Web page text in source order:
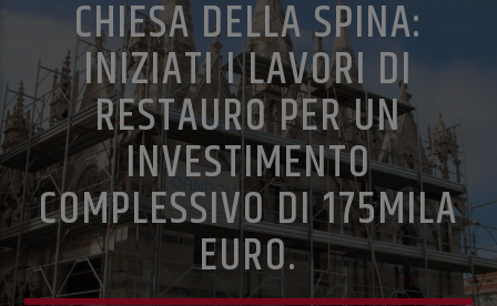
CHIESA DELLA SPINA:
INIZIATI I LAVORI DI
RESTAURO PER UN
INVESTIMENTO
COMPLESSIVO DI 175MILA
EURO.